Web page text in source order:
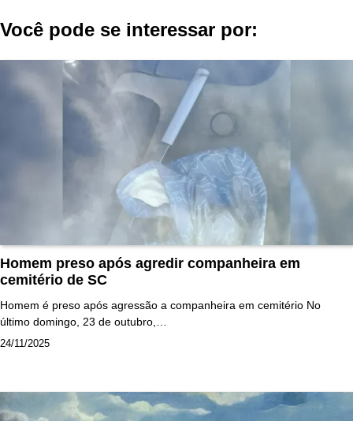
Você pode se interessar por:
Homem preso após agredir companheira em
cemitério de SC
Homem é preso após agressão a companheira em cemitério No
último domingo, 23 de outubro,…
24/11/2025